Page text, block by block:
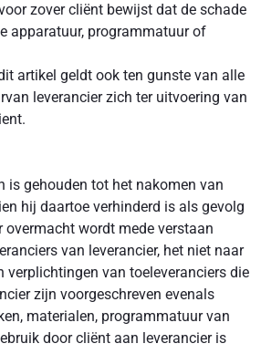
zover cliënt bewijst dat de schade
apparatuur, programmatuur of
artikel geldt ook ten gunste van alle
leverancier zich ter uitvoering van
is gehouden tot het nakomen van
hij daartoe verhinderd is als gevolg
overmacht wordt mede verstaan
van leverancier, het niet naar
verplichtingen van toeleveranciers die
zijn voorgeschreven evenals
materialen, programmatuur van
door cliënt aan leverancier is